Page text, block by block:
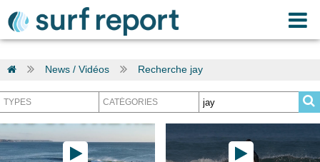
News / Vidéos Recherche jay